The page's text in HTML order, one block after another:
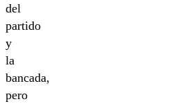
del
partido
y
la
bancada,
pero